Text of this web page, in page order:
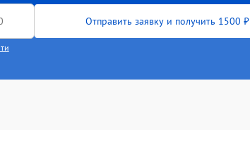
Отправить заявку и получить 1500 ₽